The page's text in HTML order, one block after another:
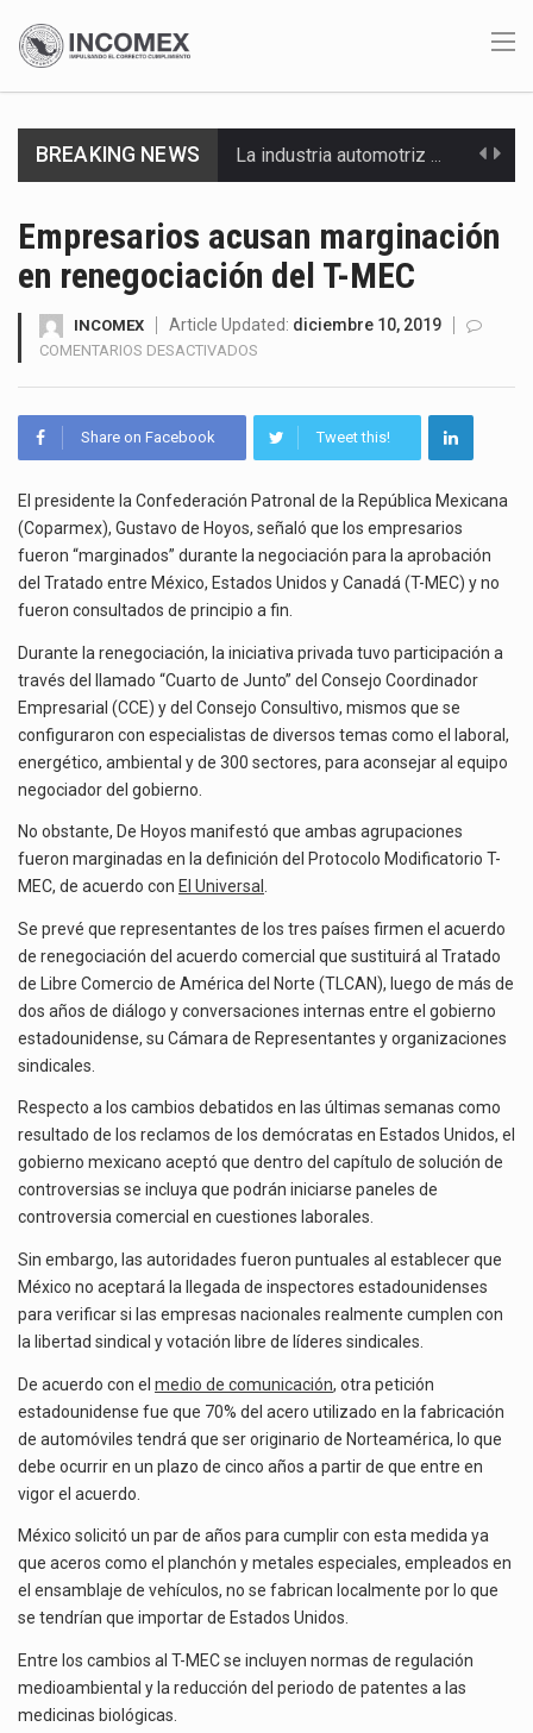
BREAKING NEWS
El Departamento de Agricultura de Estados Unidos (USDA) suspendió el 5 de agosto de 2026…
La industria manufacturera de exportación afiliada a Index en Nuevo León ha alcanzado hasta 10%…
El superávit comercial de México con Estados Unidos alcanzó 102,581 millones de dólares (mdd) en…
El Tribunal Federal de Justicia Administrativa (TFJA), a través de su Segunda Sala Regional en…
El Gobierno de Estados Unidos ha procesado la devolución de aproximadamente 100,000 millones de dólares…
Empresarios acusan marginación
en renegociación del T-MEC
INCOMEX Article Updated: diciembre 10, 2019
COMENTARIOS DESACTIVADOS
MARGINACIÓN
EN
DEL
T-
MEC
Share on Facebook Tweet this!
El presidente la Confederación Patronal de la República Mexicana
(Coparmex), Gustavo de Hoyos, señaló que los empresarios
fueron “marginados” durante la negociación para la aprobación
del Tratado entre México, Estados Unidos y Canadá (T-MEC) y no
fueron consultados de principio a fin.
Durante la renegociación, la iniciativa privada tuvo participación a
través del llamado “Cuarto de Junto” del Consejo Coordinador
Empresarial (CCE) y del Consejo Consultivo, mismos que se
configuraron con especialistas de diversos temas como el laboral,
energético, ambiental y de 300 sectores, para aconsejar al equipo
negociador del gobierno.
No obstante, De Hoyos manifestó que ambas agrupaciones
fueron marginadas en la definición del Protocolo Modificatorio T-
MEC, de acuerdo con El Universal
Se prevé que representantes de los tres países firmen el acuerdo
de renegociación del acuerdo comercial que sustituirá al Tratado
de Libre Comercio de América del Norte (TLCAN), luego de más de
dos años de diálogo y conversaciones internas entre el gobierno
estadounidense, su Cámara de Representantes y organizaciones
sindicales.
Respecto a los cambios debatidos en las últimas semanas como
resultado de los reclamos de los demócratas en Estados Unidos, el
gobierno mexicano aceptó que dentro del capítulo de solución de
controversias se incluya que podrán iniciarse paneles de
controversia comercial en cuestiones laborales.
Sin embargo, las autoridades fueron puntuales al establecer que
México no aceptará la llegada de inspectores estadounidenses
para verificar si las empresas nacionales realmente cumplen con
la libertad sindical y votación libre de líderes sindicales.
De acuerdo con el medio de comunicación, otra petición
estadounidense fue que 70% del acero utilizado en la fabricación
de automóviles tendrá que ser originario de Norteamérica, lo que
debe ocurrir en un plazo de cinco años a partir de que entre en
vigor el acuerdo.
México solicitó un par de años para cumplir con esta medida ya
que aceros como el planchón y metales especiales, empleados en
el ensamblaje de vehículos, no se fabrican localmente por lo que
se tendrían que importar de Estados Unidos.
Entre los cambios al T-MEC se incluyen normas de regulación
medioambiental y la reducción del periodo de patentes a las
medicinas biológicas.